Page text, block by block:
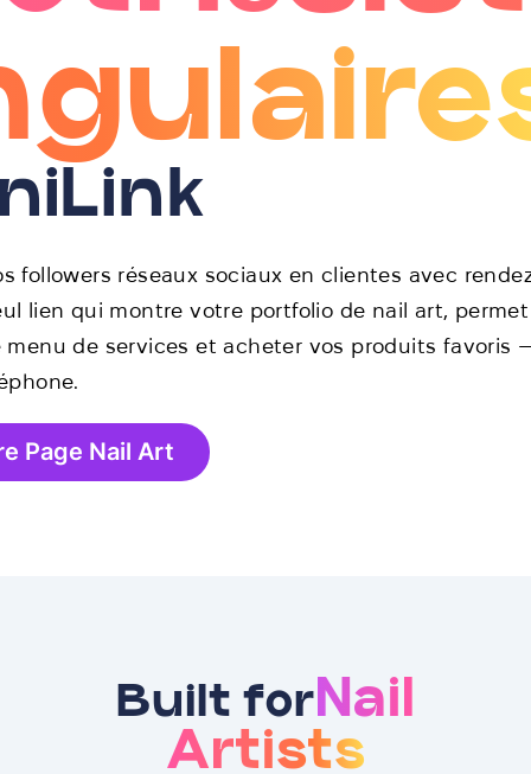
followers réseaux sociaux en clientes avec
lien qui montre votre portfolio de nail art, permet
menu de services et acheter vos produits favoris
Page Nail Art
Built for Nail
Artists